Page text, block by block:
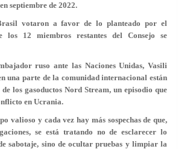
septiembre de 2022.
votaron a favor de lo planteado por el
los 12 miembros restantes del Consejo se
ruso ante las Naciones Unidas, Vasili
una parte de la comunidad internacional están
los gasoductos Nord Stream, un episodio que
en Ucrania.
valioso y cada vez hay más sospechas de que,
se está tratando no de esclarecer lo
sabotaje, sino de ocultar pruebas y limpiar la